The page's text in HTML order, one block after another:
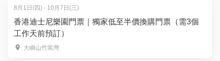
8月1日(四) - 10月7日(三)
香港迪士尼樂園門票｜獨家低至半價換購門票（需3個
工作天前預訂）
大嶼山竹篙灣